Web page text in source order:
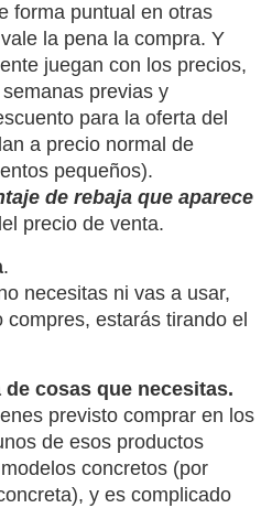
forma puntual en otras
la pena la compra. Y
juegan con los precios,
previas y
para la oferta del
a precio normal de
pequeños).
de rebaja que aparece
precio de venta.
.
necesitas ni vas a usar,
estarás tirando el
cosas que necesitas.
previsto comprar en los
de esos productos
concretos (por
y es complicado